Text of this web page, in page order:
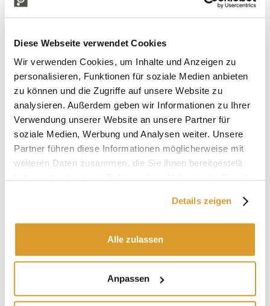
Diese Webseite verwendet Cookies
Wir verwenden Cookies, um Inhalte und Anzeigen zu
personalisieren, Funktionen für soziale Medien anbieten
zu können und die Zugriffe auf unsere Website zu
analysieren. Außerdem geben wir Informationen zu Ihrer
Verwendung unserer Website an unsere Partner für
soziale Medien, Werbung und Analysen weiter. Unsere
Partner führen diese Informationen möglicherweise mit
weiteren Daten zusammen, die Sie ihnen bereitgestellt
Details zeigen
Alle zulassen
Anpassen
Fassungsvermögen: 1,5 L
Luftdichter Vitop®-Hahn
Sauerstoffbarrierefolie
Farbe: Schwarz mit olivgrüner Grafik
IN VERBINDUNG STEHENDE PRODUKTE